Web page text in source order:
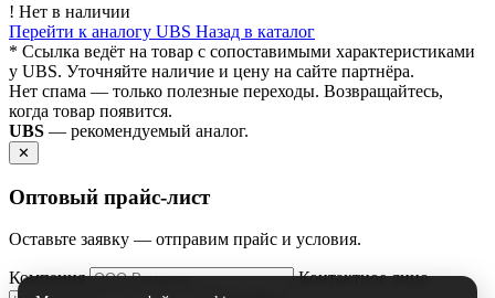
! Нет в наличии
Перейти к аналогу UBS Назад в каталог
* Ссылка ведёт на товар с сопоставимыми характеристиками
у UBS. Уточняйте наличие и цену на сайте партнёра.
Нет спама — только полезные переходы. Возвращайтесь,
когда товар появится.
UBS — рекомендуемый аналог.
✕
Оптовый прайс‑лист
Оставьте заявку — отправим прайс и условия.
Компания
Контактное лицо